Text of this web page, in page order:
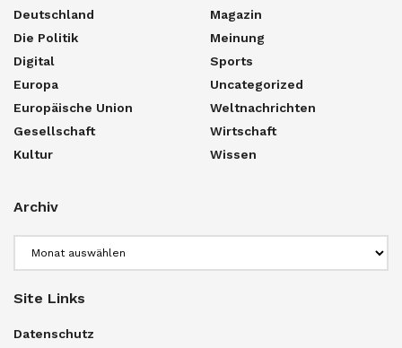
Deutschland
Die Politik
Digital
Europa
Europäische Union
Gesellschaft
Kultur
Magazin
Meinung
Sports
Uncategorized
Weltnachrichten
Wirtschaft
Wissen
Archiv
Site Links
Datenschutz